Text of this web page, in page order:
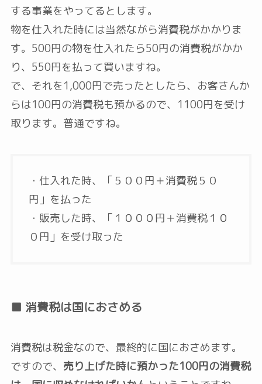
する事業をやってるとします。
物を仕入れた時には当然ながら消費税がかかりま
す。500円の物を仕入れたら50円の消費税がかか
り、550円を払って買いますね。
で、それを1,000円で売ったとしたら、お客さんか
らは100円の消費税も預かるので、1100円を受け
取ります。普通ですね。
・仕入れた時、「５００円＋消費税５０
円」を払った
・販売した時、「１０００円＋消費税１０
０円」を受け取った
■ 消費税は国におさめる
消費税は税金なので、最終的に国におさめます。
ですので、 売り上げた時に預かった100円の消費税